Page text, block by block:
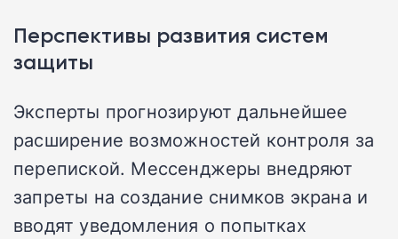
Перспективы развития систем
защиты
Эксперты прогнозируют дальнейшее
расширение возможностей контроля за
перепиской. Мессенджеры внедряют
запреты на создание снимков экрана и
вводят уведомления о попытках